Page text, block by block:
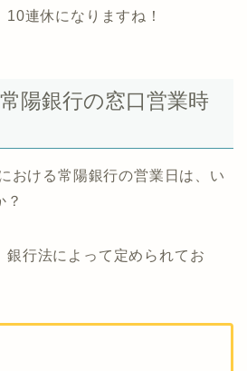
連休になりますね！
陽銀行の窓口営業時
おける常陽銀行の営業日は、い
？
銀行法によって定められてお